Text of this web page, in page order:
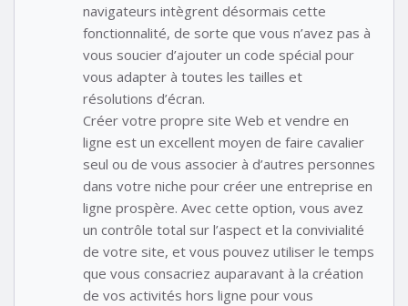
navigateurs intègrent désormais cette
fonctionnalité, de sorte que vous n’avez pas à
vous soucier d’ajouter un code spécial pour
vous adapter à toutes les tailles et
résolutions d’écran.
Créer votre propre site Web et vendre en
ligne est un excellent moyen de faire cavalier
seul ou de vous associer à d’autres personnes
dans votre niche pour créer une entreprise en
ligne prospère. Avec cette option, vous avez
un contrôle total sur l’aspect et la convivialité
de votre site, et vous pouvez utiliser le temps
que vous consacriez auparavant à la création
de vos activités hors ligne pour vous